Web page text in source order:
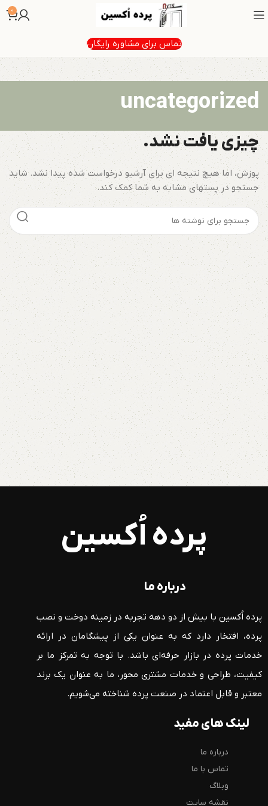
0
تماس برای مشاوره رایگان
uncategorized
چیزی یافت نشد.
پوزش، اما هیچ نتیجه ای برای آرشیو درخواست شده پیدا نشد. شاید
جستجو در پستهای مشابه به شما کمک کند.
پرده اُکسین
درباره ما
پرده اُکسین با بیش از دو دهه تجربه در زمینه دوخت و نصب
پرده، افتخار دارد که به عنوان یکی از پیشگامان در ارائه
خدمات پرده در بازار حرفه‌ای باشد. با توجه به تمرکز ما بر
کیفیت، طراحی و خدمات مشتری محور، ما به عنوان یک برند
معتبر و قابل اعتماد در صنعت پرده شناخته می‌شویم.
لینک های مفید
درباره ما
تماس با ما
وبلاگ
نقشه سایت